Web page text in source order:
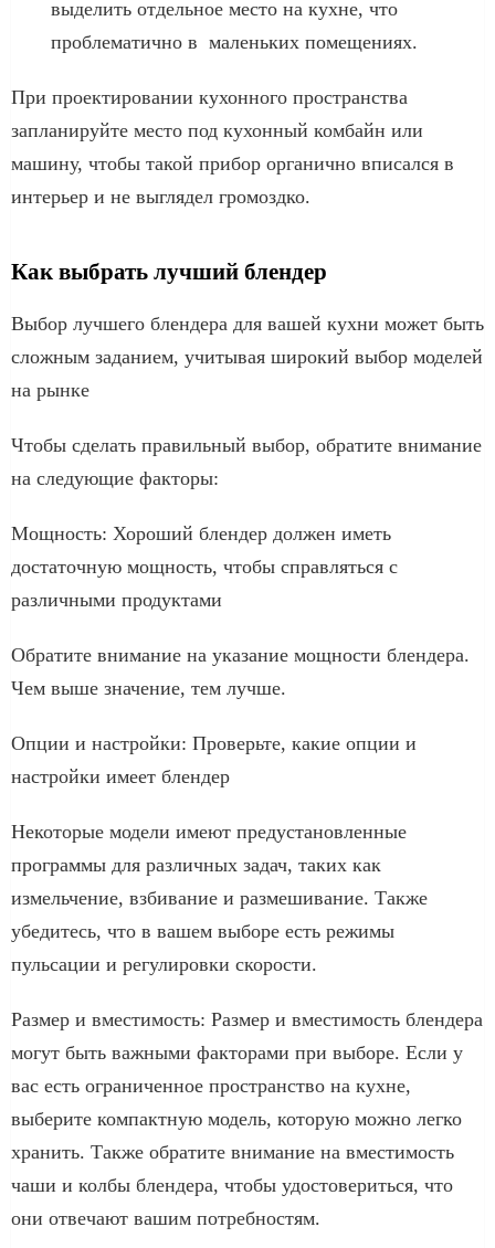
выделить отдельное место на кухне, что
проблематично в маленьких помещениях.
При проектировании кухонного пространства
запланируйте место под кухонный комбайн или
машину, чтобы такой прибор органично вписался в
интерьер и не выглядел громоздко.
Как выбрать лучший блендер
Выбор лучшего блендера для вашей кухни может быть
сложным заданием, учитывая широкий выбор моделей
на рынке
Чтобы сделать правильный выбор, обратите внимание
на следующие факторы:
Мощность: Хороший блендер должен иметь
достаточную мощность, чтобы справляться с
различными продуктами
Обратите внимание на указание мощности блендера.
Чем выше значение, тем лучше.
Опции и настройки: Проверьте, какие опции и
настройки имеет блендер
Некоторые модели имеют предустановленные
программы для различных задач, таких как
измельчение, взбивание и размешивание. Также
убедитесь, что в вашем выборе есть режимы
пульсации и регулировки скорости.
Размер и вместимость: Размер и вместимость блендера
могут быть важными факторами при выборе. Если у
вас есть ограниченное пространство на кухне,
выберите компактную модель, которую можно легко
хранить. Также обратите внимание на вместимость
чаши и колбы блендера, чтобы удостовериться, что
они отвечают вашим потребностям.